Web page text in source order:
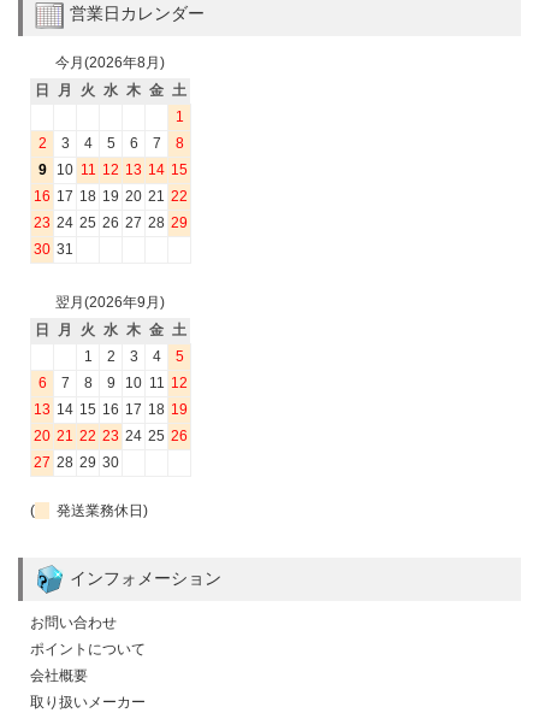
営業日カレンダー
今月(2026年8月)
日
月 火 水 木 金 土
1
2
3 4 5 6 7
8
9
10 11 12 13 14 15
16 17 18 19 20 21 22
23 24 25 26 27 28 29
30 31
翌月(2026年9月)
日
月 火 水 木 金 土
1
2 3 4
5
6
7 8 9 10 11 12
13 14 15 16 17 18 19
20 21 22 23 24 25 26
27 28 29 30
( 発送業務休日)
インフォメーション
お問い合わせ
ポイントについて
会社概要
取り扱いメーカー